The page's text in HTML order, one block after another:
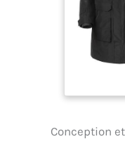
Conception